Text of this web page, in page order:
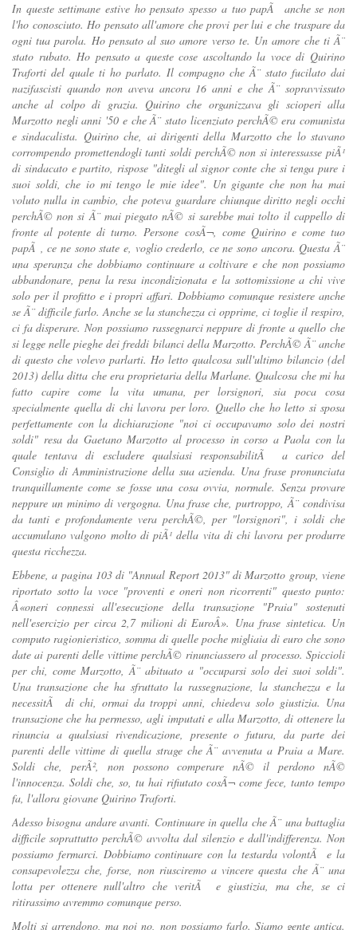
In queste settimane estive ho pensato spesso a tuo papÃ anche se non
l'ho conosciuto. Ho pensato all'amore che provi per lui e che traspare da
ogni tua parola. Ho pensato al suo amore verso te. Un amore che ti Ã¨
stato rubato. Ho pensato a queste cose ascoltando la voce di Quirino
Traforti del quale ti ho parlato. Il compagno che Ã¨ stato fucilato dai
nazifascisti quando non aveva ancora 16 anni e che Ã¨ sopravvissuto
anche al colpo di grazia. Quirino che organizzava gli scioperi alla
Marzotto negli anni '50 e che Ã¨ stato licenziato perchÃ© era comunista
e sindacalista. Quirino che, ai dirigenti della Marzotto che lo stavano
corrompendo promettendogli tanti soldi perchÃ© non si interessasse piÃ¹
di sindacato e partito, rispose "ditegli al signor conte che si tenga pure i
suoi soldi, che io mi tengo le mie idee". Un gigante che non ha mai
voluto nulla in cambio, che poteva guardare chiunque diritto negli occhi
perchÃ© non si Ã¨ mai piegato nÃ© si sarebbe mai tolto il cappello di
fronte al potente di turno. Persone cosÃ¬, come Quirino e come tuo
papÃ , ce ne sono state e, voglio crederlo, ce ne sono ancora. Questa Ã¨
una speranza che dobbiamo continuare a coltivare e che non possiamo
abbandonare, pena la resa incondizionata e la sottomissione a chi vive
solo per il profitto e i propri affari. Dobbiamo comunque resistere anche
se Ã¨ difficile farlo. Anche se la stanchezza ci opprime, ci toglie il respiro,
ci fa disperare. Non possiamo rassegnarci neppure di fronte a quello che
si legge nelle pieghe dei freddi bilanci della Marzotto. PerchÃ© Ã¨ anche
di questo che volevo parlarti. Ho letto qualcosa sull'ultimo bilancio (del
2013) della ditta che era proprietaria della Marlane. Qualcosa che mi ha
fatto capire come la vita umana, per lorsignori, sia poca cosa
specialmente quella di chi lavora per loro. Quello che ho letto si sposa
perfettamente con la dichiarazione "noi ci occupavamo solo dei nostri
soldi" resa da Gaetano Marzotto al processo in corso a Paola con la
quale tentava di escludere qualsiasi responsabilitÃ a carico del
Consiglio di Amministrazione della sua azienda. Una frase pronunciata
tranquillamente come se fosse una cosa ovvia, normale. Senza provare
neppure un minimo di vergogna. Una frase che, purtroppo, Ã¨ condivisa
da tanti e profondamente vera perchÃ©, per "lorsignori", i soldi che
accumulano valgono molto di piÃ¹ della vita di chi lavora per produrre
questa ricchezza.
Ebbene, a pagina 103 di "Annual Report 2013" di Marzotto group, viene
riportato sotto la voce "proventi e oneri non ricorrenti" questo punto:
Â«oneri connessi all'esecuzione della transazione "Praia" sostenuti
nell'esercizio per circa 2,7 milioni di EuroÂ». Una frase sintetica. Un
computo ragionieristico, somma di quelle poche migliaia di euro che sono
date ai parenti delle vittime perchÃ© rinunciassero al processo. Spiccioli
per chi, come Marzotto, Ã¨ abituato a "occuparsi solo dei suoi soldi".
Una transazione che ha sfruttato la rassegnazione, la stanchezza e la
necessitÃ di chi, ormai da troppi anni, chiedeva solo giustizia. Una
transazione che ha permesso, agli imputati e alla Marzotto, di ottenere la
rinuncia a qualsiasi rivendicazione, presente o futura, da parte dei
parenti delle vittime di quella strage che Ã¨ avvenuta a Praia a Mare.
Soldi che, perÃ², non possono comperare nÃ© il perdono nÃ©
l'innocenza. Soldi che, so, tu hai rifiutato cosÃ¬ come fece, tanto tempo
fa, l'allora giovane Quirino Traforti.
Adesso bisogna andare avanti. Continuare in quella che Ã¨ una battaglia
difficile soprattutto perchÃ© avvolta dal silenzio e dall'indifferenza. Non
possiamo fermarci. Dobbiamo continuare con la testarda volontÃ e la
consapevolezza che, forse, non riusciremo a vincere questa che Ã¨ una
lotta per ottenere null'altro che veritÃ e giustizia, ma che, se ci
ritirassimo avremmo comunque perso.
Molti si arrendono, ma noi no, non possiamo farlo. Siamo gente antica.